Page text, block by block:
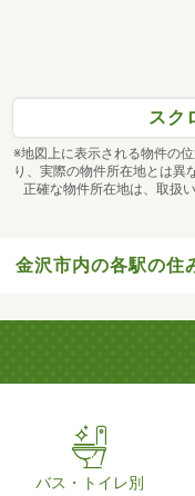
スク
※地図上に表示される物件の
り、実際の物件所在地とは異
正確な物件所在地は、取扱
金沢市内の各駅の住
バス・トイレ別